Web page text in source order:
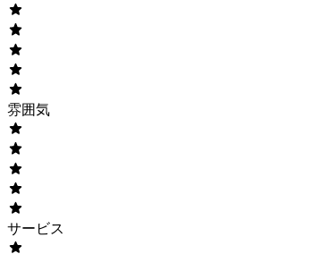
雰囲気
サービス